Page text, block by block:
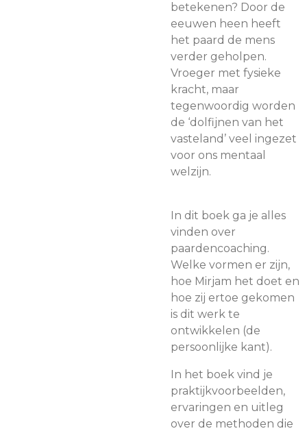
betekenen? Door de
eeuwen heen heeft
het paard de mens
verder geholpen.
Vroeger met fysieke
kracht, maar
tegenwoordig worden
de ‘dolfijnen van het
vasteland’ veel ingezet
voor ons mentaal
welzijn.
In dit boek ga je alles
vinden over
paardencoaching.
Welke vormen er zijn,
hoe Mirjam het doet en
hoe zij ertoe gekomen
is dit werk te
ontwikkelen (de
persoonlijke kant).
In het boek vind je
praktijkvoorbeelden,
ervaringen en uitleg
over de methoden die